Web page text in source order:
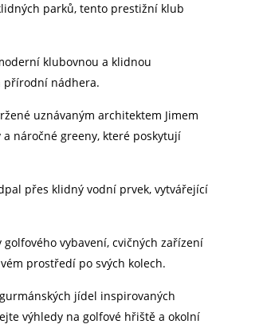
parků, tento prestižní klub
klubovnou a klidnou
přírodní nádhera.
uznávaným architektem Jimem
náročné greeny, které poskytují
přes klidný vodní prvek, vytvářející
vybavení, cvičných zařízení
prostředí po svých kolech.
jídel inspirovaných
výhledy na golfové hřiště a okolní